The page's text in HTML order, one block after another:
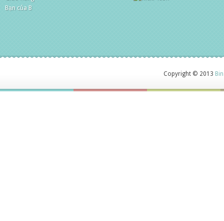
Bạn của B
Copyright © 2013